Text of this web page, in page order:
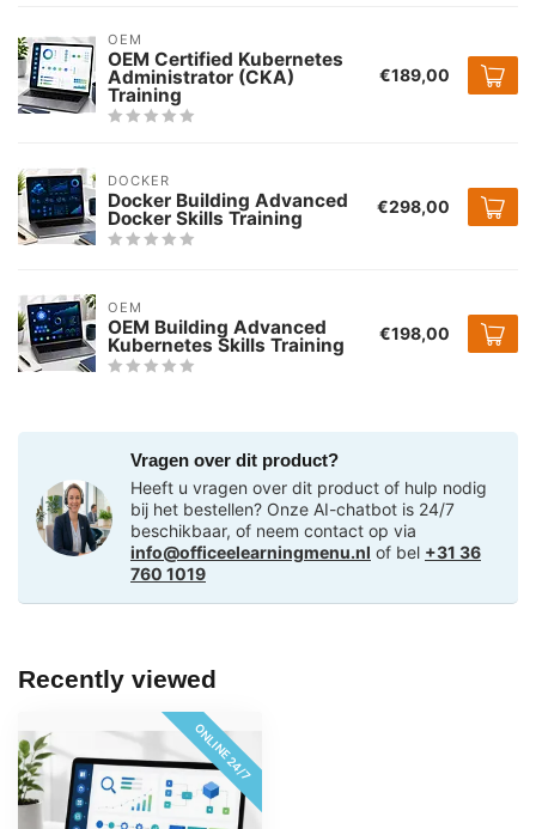
OEM
OEM Certified Kubernetes
Administrator (CKA)
Training
€189,00
DOCKER
Docker Building Advanced
Docker Skills Training €298,00
OEM
OEM Building Advanced
Kubernetes Skills Training €198,00
Vragen over dit product?
Heeft u vragen over dit product of hulp nodig
bij het bestellen? Onze AI-chatbot is 24/7
beschikbaar, of neem contact op via
info@officeelearningmenu.nl of bel +31 36
760 1019
Recently viewed
ONLINE 24/7